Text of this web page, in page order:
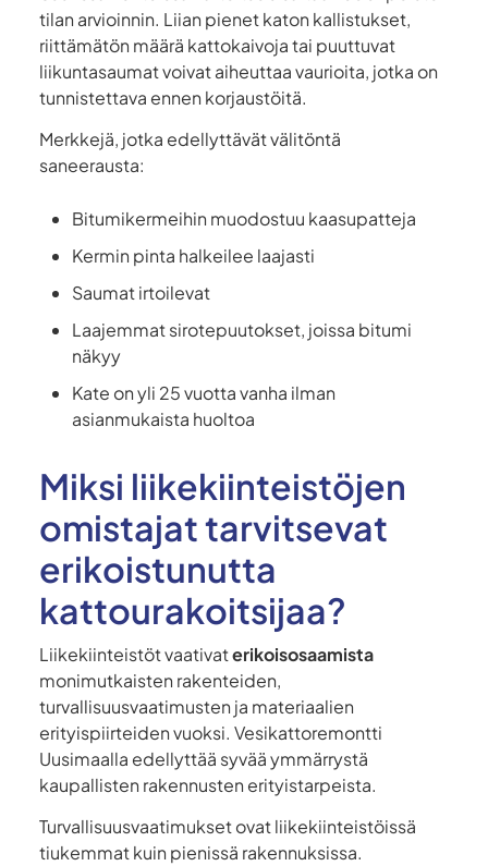
tilan arvioinnin. Liian pienet katon kallistukset,
riittämätön määrä kattokaivoja tai puuttuvat
liikuntasaumat voivat aiheuttaa vaurioita, jotka on
tunnistettava ennen korjaustöitä.
Merkkejä, jotka edellyttävät välitöntä
saneerausta:
Bitumikermeihin muodostuu kaasupatteja
Kermin pinta halkeilee laajasti
Saumat irtoilevat
Laajemmat sirotepuutokset, joissa bitumi
näkyy
Kate on yli 25 vuotta vanha ilman
asianmukaista huoltoa
Miksi liikekiinteistöjen
omistajat tarvitsevat
erikoistunutta
kattourakoitsijaa?
Liikekiinteistöt vaativaterikoisosaamista
monimutkaisten rakenteiden,
turvallisuusvaatimusten ja materiaalien
erityispiirteiden vuoksi. Vesikattoremontti
Uusimaalla edellyttää syvää ymmärrystä
kaupallisten rakennusten erityistarpeista.
Turvallisuusvaatimukset ovat liikekiinteistöissä
tiukemmat kuin pienissä rakennuksissa.